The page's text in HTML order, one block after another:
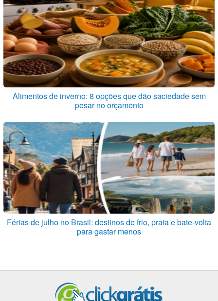
Alimentos de inverno: 8 opções que dão saciedade sem
pesar no orçamento
Férias de julho no Brasil: destinos de frio, praia e bate-volta
para gastar menos